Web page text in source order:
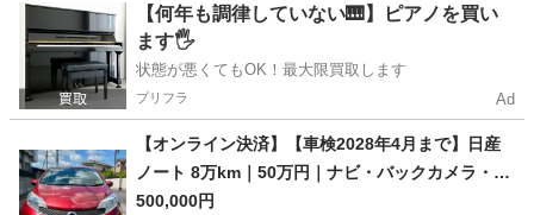
千葉 長生郡 八積駅 エルグランド 本革
【何年も調律していない🎹】ピアノを買い
ます🖐️
状態が悪くてもOK！最大限買取します
プリフラ Ad
【オンライン決済】【車検2028年4月まで】日産
ノート 8万km｜50万円｜ナビ・バックカメラ・ET
C
500,000円